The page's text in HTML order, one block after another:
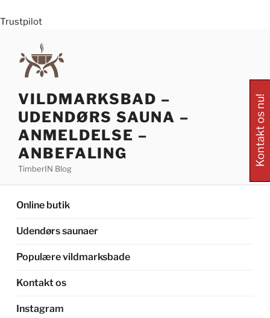
Trustpilot
content
VILDMARKSBAD –
UDENDØRS SAUNA –
ANMELDELSE –
ANBEFALING
TimberIN Blog
Online butik
Udendørs saunaer
Populære vildmarksbade
Kontakt os
Instagram
Kontakt os nu!